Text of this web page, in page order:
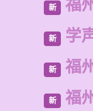
新 福
新 学
新 福
新 福